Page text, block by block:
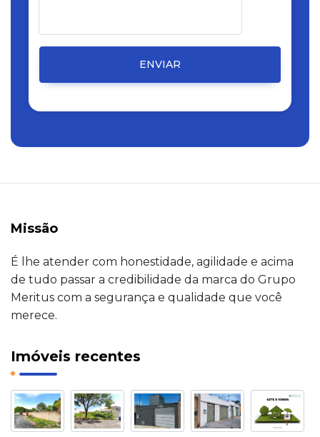
ENVIAR
Missão
É lhe atender com honestidade, agilidade e acima
de tudo passar a credibilidade da marca do Grupo
Meritus com a segurança e qualidade que você
merece.
Imóveis recentes